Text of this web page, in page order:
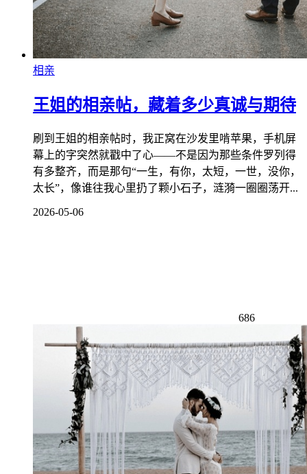
相亲
王姐的相亲帖，藏着多少真诚与期待
刷到王姐的相亲帖时，我正窝在沙发里啃苹果，手机屏
幕上的字突然就戳中了心——不是因为那些条件罗列得
有多整齐，而是那句“一生，有你，太短，一世，没你，
太长”，像谁往我心里扔了颗小石子，涟漪一圈圈荡开...
2026-05-06
686